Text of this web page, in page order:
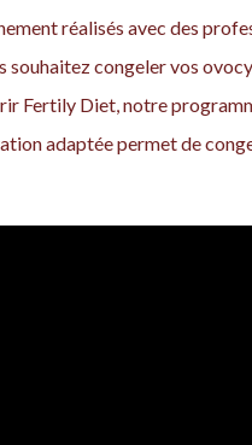
réalisés avec des
congeler vos
Fertily Diet, notre
adaptée permet de